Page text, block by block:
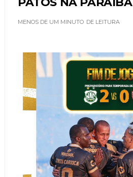
MENOS DE UM MINUTO DE LEITURA